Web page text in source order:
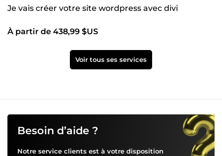
Je vais créer votre site wordpress avec divi
À partir de 438,99 $US
Voir tous ses services
Besoin d’aide ?
Notre service clients est à votre disposition